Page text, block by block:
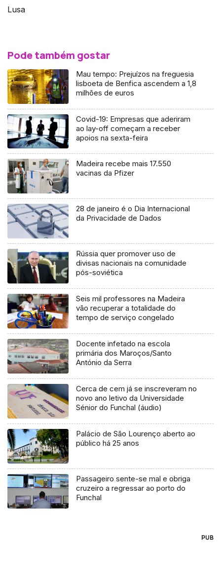
Lusa
Pode também gostar
Mau tempo: Prejuízos na freguesia
lisboeta de Benfica ascendem a 1,8
milhões de euros
Covid-19: Empresas que aderiram
ao lay-off começam a receber
apoios na sexta-feira
Madeira recebe mais 17.550
vacinas da Pfizer
28 de janeiro é o Dia Internacional
da Privacidade de Dados
Rússia quer promover uso de
divisas nacionais na comunidade
pós-soviética
Seis mil professores na Madeira
vão recuperar a totalidade do
tempo de serviço congelado
Docente infetado na escola
primária dos Maroços/Santo
António da Serra
Cerca de cem já se inscreveram no
novo ano letivo da Universidade
Sénior do Funchal (áudio)
Palácio de São Lourenço aberto ao
público há 25 anos
Passageiro sente-se mal e obriga
cruzeiro a regressar ao porto do
Funchal
PUB